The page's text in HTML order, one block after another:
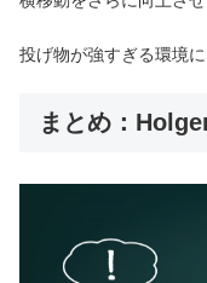
投げ物が強すぎる環境
まとめ：